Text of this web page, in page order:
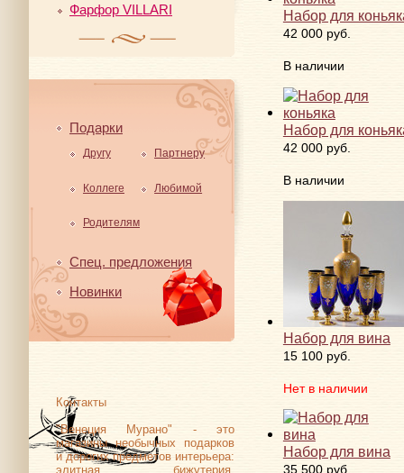
Фарфор VILLARI
Подарки
Другу Партнеру
Коллеге Любимой
Родителям
Спец. предложения
Новинки
Контакты
"Венеция Мурано" - это
магазины необычных подарков
и дорогих предметов интерьера:
элитная бижутерия,
Набор для
42 000 руб.
В наличии
Набор для
42 000 руб.
В наличии
Набор для вина
15 100 руб.
Нет в наличии
Набор для вина
35 500 руб.